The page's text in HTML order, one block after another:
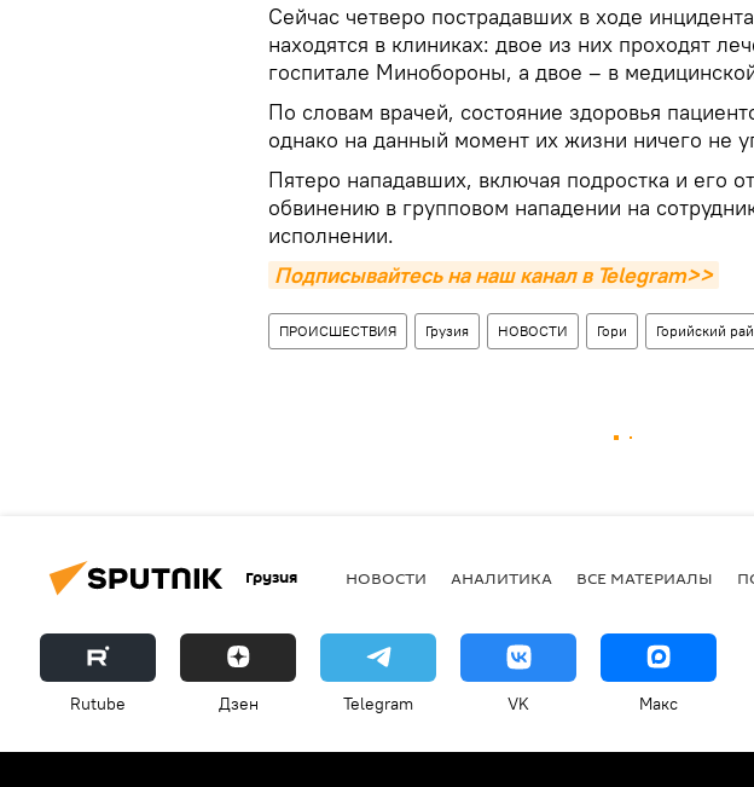
Сейчас четверо пострадавших в ходе
находятся в клиниках: двое из них проходят
госпитале Минобороны, а двое – в
По словам врачей, состояние здоровья
однако на данный момент их жизни ничего не
Пятеро нападавших, включая подростка и его
обвинению в групповом нападении на
исполнении.
Подписывайтесь на наш канал в Telegram>>
ПРОИСШЕСТВИЯ Грузия НОВОСТИ Гори Горийский
Грузия НОВОСТИ АНАЛИТИКА ВСЕ МАТЕРИАЛЫ
Rutube Дзен Telegram VK Макс